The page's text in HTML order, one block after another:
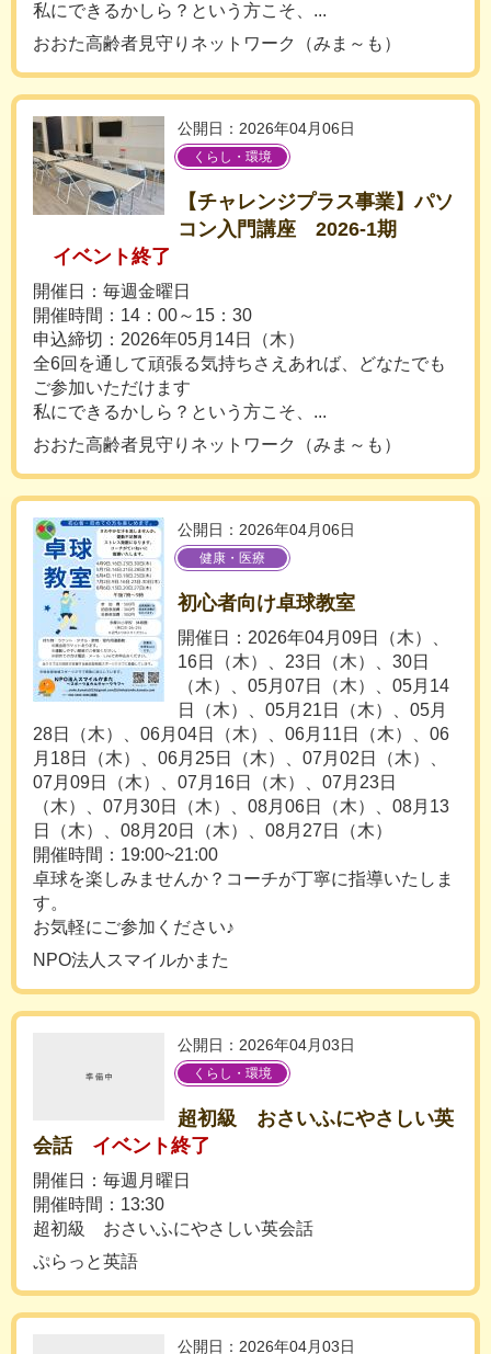
私にできるかしら？という方こそ、...
おおた高齢者見守りネットワーク（みま～も）
公開日：2026年04月06日
くらし・環境
【チャレンジプラス事業】パソ
コン入門講座 2026-1期
イベント終了
開催日：毎週金曜日
開催時間：14：00～15：30
申込締切：2026年05月14日（木）
全6回を通して頑張る気持ちさえあれば、どなたでも
ご参加いただけます
私にできるかしら？という方こそ、...
おおた高齢者見守りネットワーク（みま～も）
公開日：2026年04月06日
健康・医療
初心者向け卓球教室
開催日：2026年04月09日（木）、
16日（木）、23日（木）、30日
（木）、05月07日（木）、05月14
日（木）、05月21日（木）、05月
28日（木）、06月04日（木）、06月11日（木）、06
月18日（木）、06月25日（木）、07月02日（木）、
07月09日（木）、07月16日（木）、07月23日
（木）、07月30日（木）、08月06日（木）、08月13
日（木）、08月20日（木）、08月27日（木）
開催時間：19:00~21:00
卓球を楽しみませんか？コーチが丁寧に指導いたしま
す。
お気軽にご参加ください♪
NPO法人スマイルかまた
公開日：2026年04月03日
くらし・環境
超初級 おさいふにやさしい英
会話
イベント終了
開催日：毎週月曜日
開催時間：13:30
超初級 おさいふにやさしい英会話
ぷらっと英語
公開日：2026年04月03日